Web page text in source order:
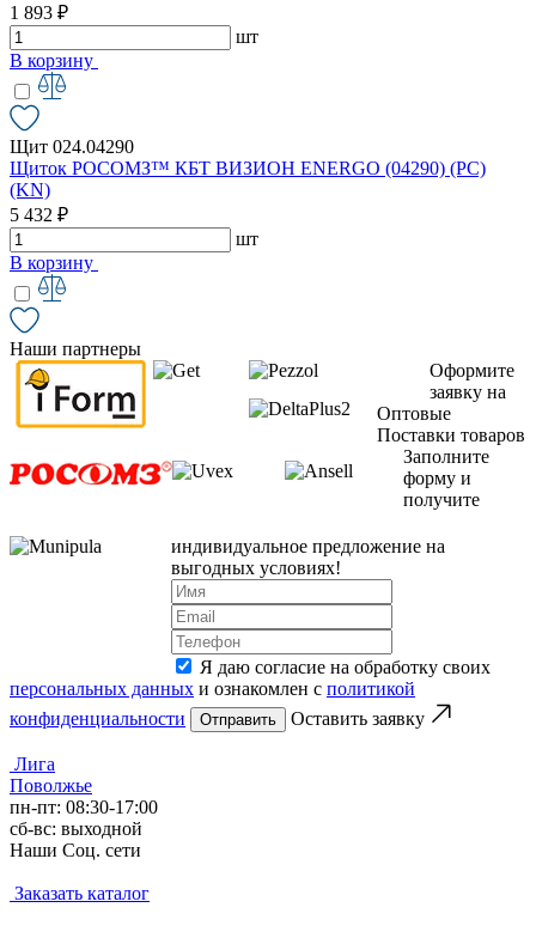
1 893 ₽
шт
В корзину
Щит 024.04290
Щиток РОСОМЗ™ КБТ ВИЗИОН ENERGO (04290) (PC)
(KN)
5 432 ₽
шт
В корзину
Наши партнеры
Оформите
заявку на
Оптовые
Поставки товаров
Заполните
форму и
получите
индивидуальное предложение на
выгодных условиях!
Я даю согласие на обработку своих
персональных данных и ознакомлен с политикой
конфиденциальности
Оставить заявку
Лига
Поволжье
пн-пт: 08:30-17:00
сб-вс: выходной
Наши Соц. сети
Заказать каталог